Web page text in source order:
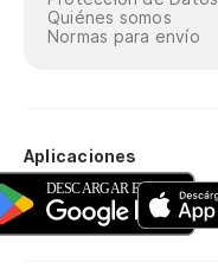
Quiénes somos
Normas para envío
Aplicaciones